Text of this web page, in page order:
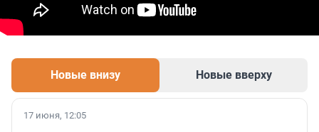
Новые внизу Новые вверху
17 июня, 12:05